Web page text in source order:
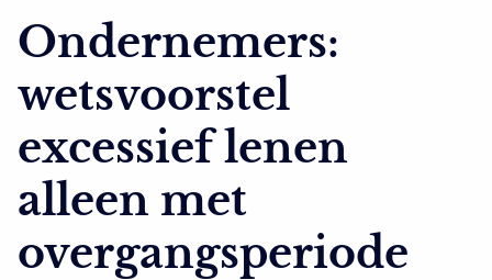
Ondernemers:
wetsvoorstel
excessief lenen
alleen met
overgangsperiode